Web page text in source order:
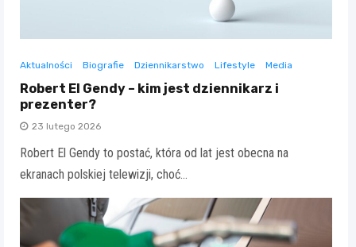
Aktualności Biografie Dziennikarstwo Lifestyle Media
Robert El Gendy – kim jest dziennikarz i
prezenter?
23 lutego 2026
Robert El Gendy to postać, która od lat jest obecna na
ekranach polskiej telewizji, choć…